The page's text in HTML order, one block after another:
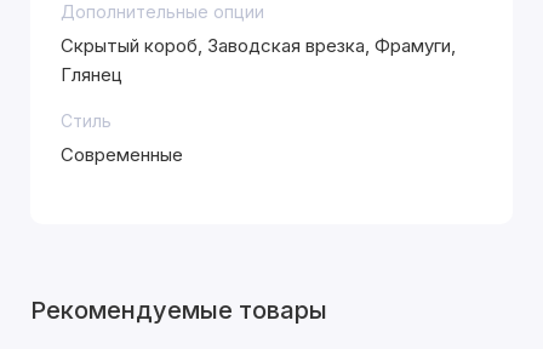
Дополнительные опции
Скрытый короб, Заводская врезка, Фрамуги,
Глянец
Стиль
Современные
Рекомендуемые товары